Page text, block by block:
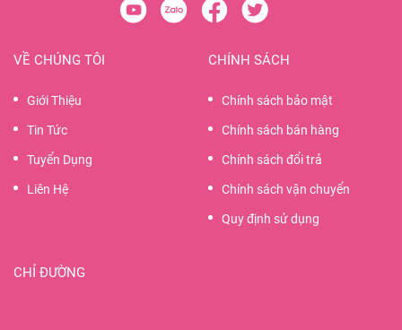
VỀ CHÚNG TÔI
Giới Thiệu
Tin Tức
Tuyển Dụng
Liên Hệ
CHÍNH SÁCH
Chính sách bảo mật
Chính sách bán hàng
Chính sách đổi trả
Chính sách vận chuyển
Quy định sử dụng
CHỈ ĐƯỜNG